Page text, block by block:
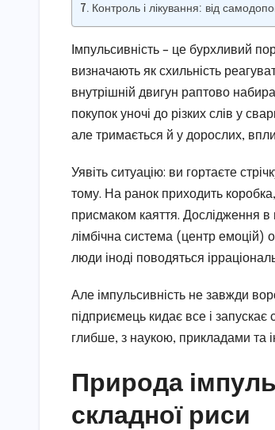
Контроль і лікування: від
Імпульсивність – це бурхливий
визначають як схильність
внутрішній двигун раптово
покупок уночі до різких слів у
але тримається й у дорослих,
Уявіть ситуацію: ви гортаєте
тому. На ранок приходить
присмаком каяття. Дослідження в
лімбічна система (центр
люди іноді поводяться
Але імпульсивність не завжди
підприємець кидає все і
глибше, з наукою, прикладами та
Природа
складної риси